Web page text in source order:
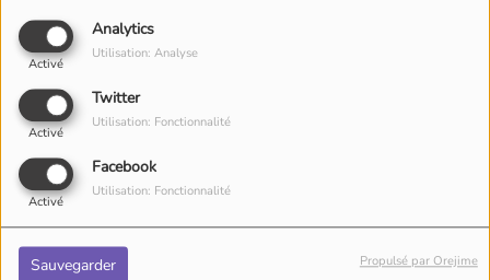
Analytics
Activé
Utilisation: Analyse
Twitter
Activé
Utilisation: Fonctionnalité
Facebook
Activé
Utilisation: Fonctionnalité
Sauvegarder Propulsé par Orejime